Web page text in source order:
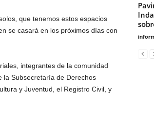
que tenemos estos espacios
se casará en los próximos días con
integrantes de la comunidad
la Subsecretaría de Derechos
y Juventud, el Registro Civil, y